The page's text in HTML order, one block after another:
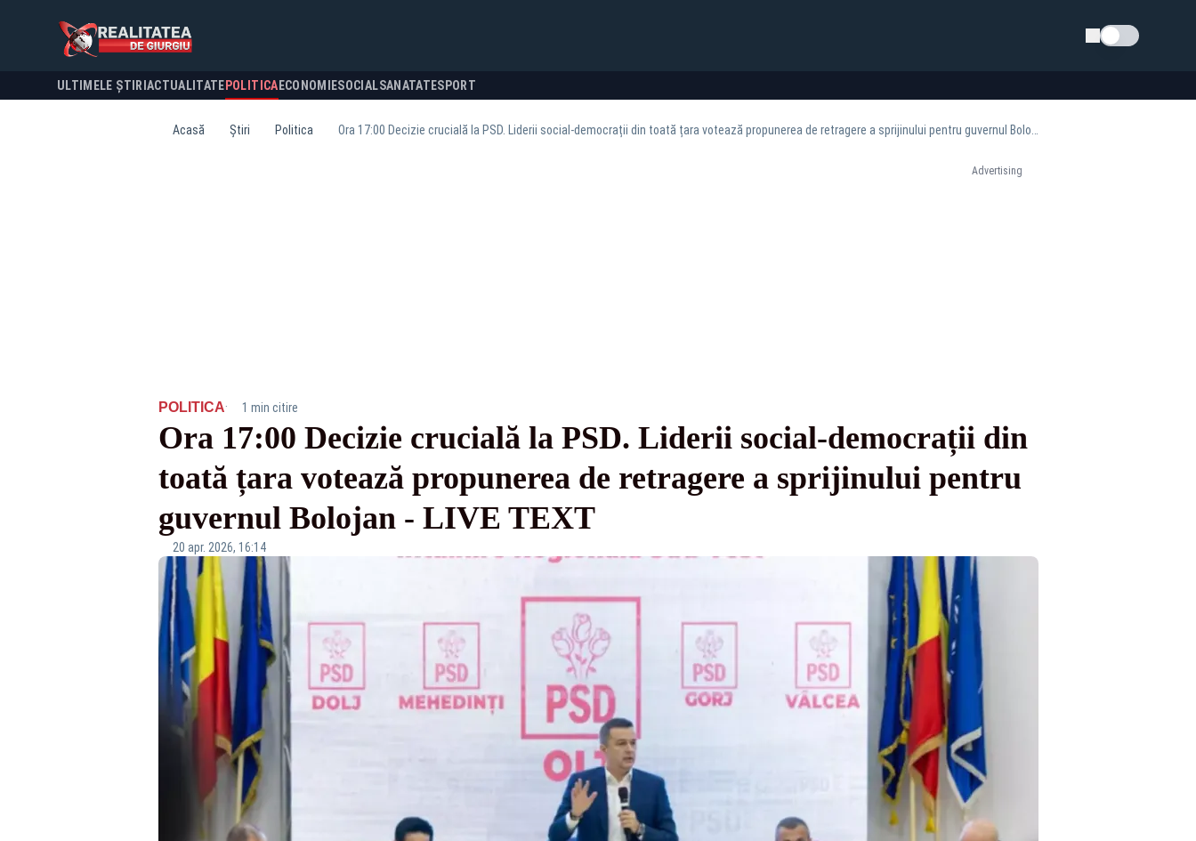
Schimba tema
ULTIMELE ȘTIRI ACTUALITATE POLITICA ECONOMIESOCIALSANATATESPORT
Acasă Știri Politica
Advertising
POLITICA· 1 min citire
Ora 17:00 Decizie crucială la PSD. Liderii social-democrații din
toată țara votează propunerea de retragere a sprijinului pentru
guvernul Bolojan - LIVE TEXT
20 apr. 2026, 16:14